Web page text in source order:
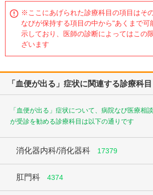
※ここにあげられた診療科目の項目はそ
なびが保持する項目の中から"あくまで可
示しており、医師の診断によってはこの
ざいます
「血便が出る」症状に関連する診療科目
「血便が出る」症状について、病院なび医療相
が受診を勧める診療科目は以下の通りです
消化器内科/消化器科 17379
肛門科 4374